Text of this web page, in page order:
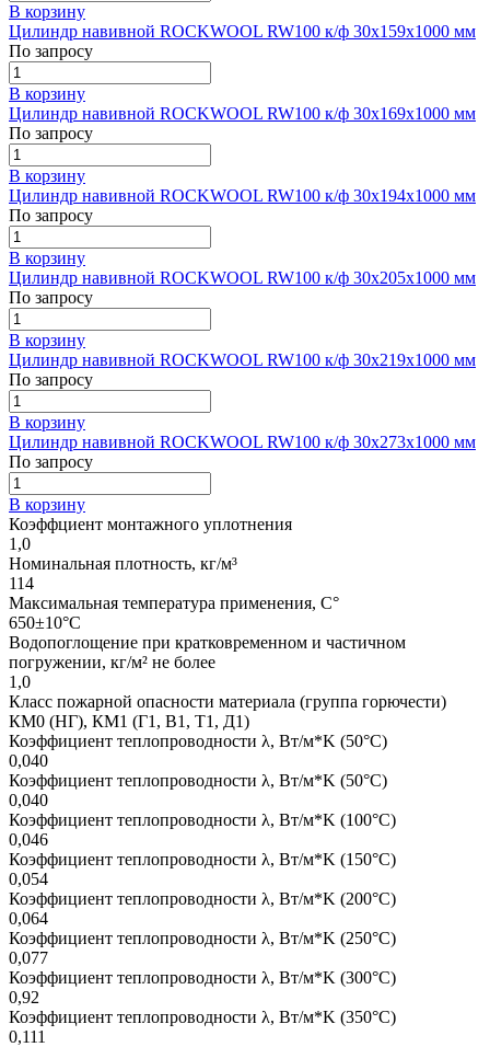
В корзину
Цилиндр навивной ROCKWOOL RW100 к/ф 30x159x1000 мм
По запросу
В корзину
Цилиндр навивной ROCKWOOL RW100 к/ф 30x169x1000 мм
По запросу
В корзину
Цилиндр навивной ROCKWOOL RW100 к/ф 30x194x1000 мм
По запросу
В корзину
Цилиндр навивной ROCKWOOL RW100 к/ф 30x205x1000 мм
По запросу
В корзину
Цилиндр навивной ROCKWOOL RW100 к/ф 30x219x1000 мм
По запросу
В корзину
Цилиндр навивной ROCKWOOL RW100 к/ф 30x273x1000 мм
По запросу
В корзину
Коэффциент монтажного уплотнения
1,0
Номинальная плотность, кг/м³
114
Максимальная температура применения, С°
650±10°C
Водопоглощение при кратковременном и частичном
погружении, кг/м² не более
1,0
Класс пожарной опасности материала (группа горючести)
КМ0 (НГ), КМ1 (Г1, В1, Т1, Д1)
Коэффициент теплопроводности λ, Вт/м*K (50°C)
0,040
Коэффициент теплопроводности λ, Вт/м*K (50°C)
0,040
Коэффициент теплопроводности λ, Вт/м*K (100°C)
0,046
Коэффициент теплопроводности λ, Вт/м*K (150°C)
0,054
Коэффициент теплопроводности λ, Вт/м*K (200°C)
0,064
Коэффициент теплопроводности λ, Вт/м*K (250°C)
0,077
Коэффициент теплопроводности λ, Вт/м*K (300°C)
0,92
Коэффициент теплопроводности λ, Вт/м*K (350°C)
0,111